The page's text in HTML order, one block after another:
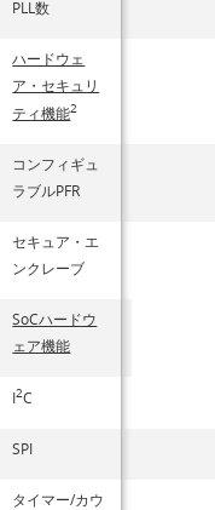
PLL数
ハードウェ
ア・セキュリ
ティ機能2
コンフィギュ
ラブルPFR
セキュア・エ
ンクレーブ
SoCハードウ
ェア機能
I2C
SPI
タイマー/カウ